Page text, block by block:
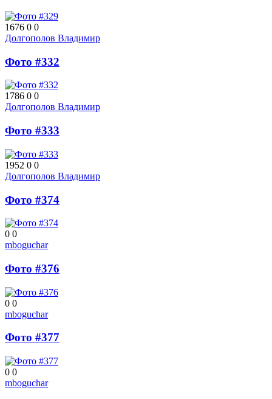
1676 0 0
Долгополов Владимир
Фото #332
1786 0 0
Долгополов Владимир
Фото #333
1952 0 0
Долгополов Владимир
Фото #374
0 0
mboguchar
Фото #376
0 0
mboguchar
Фото #377
0 0
mboguchar